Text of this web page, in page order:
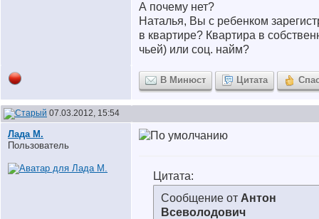
А почему нет?
Наталья, Вы с ребенком
в квартире? Квартира в
чьей) или соц. найм?
В Минюст Цитата
07.03.2012, 15:54
Лада М.
Пользователь
Цитата:
Сообщение от Антон
Всеволодович